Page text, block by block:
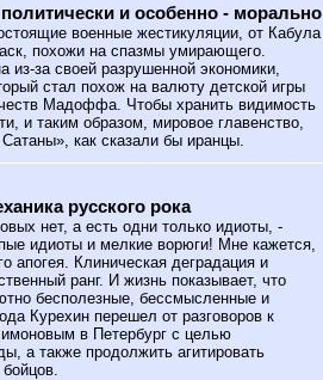
и особенно - морально
военные жестикуляции, от Кабула
похожи на спазмы умирающего.
из-за своей разрушенной экономики,
стал похож на валюту детской игры
Мадоффа. Чтобы хранить видимость
и таким образом, мировое главенство,
как сказали бы иранцы.
русского рока
нет, а есть одни только идиоты, -
идиоты и мелкие ворюги! Мне кажется,
апогея. Клиническая деградация и
ранг. И жизнь показывает, что
бесполезные, бессмысленные и
Курехин перешел от разговоров к
в Петербург с целью
а также продолжить агитировать